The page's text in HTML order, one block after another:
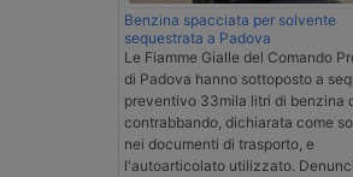
Benzina spacciata per solvente
sequestrata a Padova
Le Fiamme Gialle del Comando
di Padova hanno sottoposto a
preventivo 33mila litri di benzina
contrabbando, dichiarata come
nei documenti di trasporto, e
l'autoarticolato utilizzato.